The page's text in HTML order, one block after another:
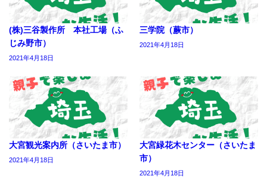
(株)三谷製作所 本社工場（ふ
じみ野市）
2021年4月18日
三学院（蕨市）
2021年4月18日
大宮観光案内所（さいたま市）
2021年4月18日
大宮緑花木センター（さいたま
市）
2021年4月18日